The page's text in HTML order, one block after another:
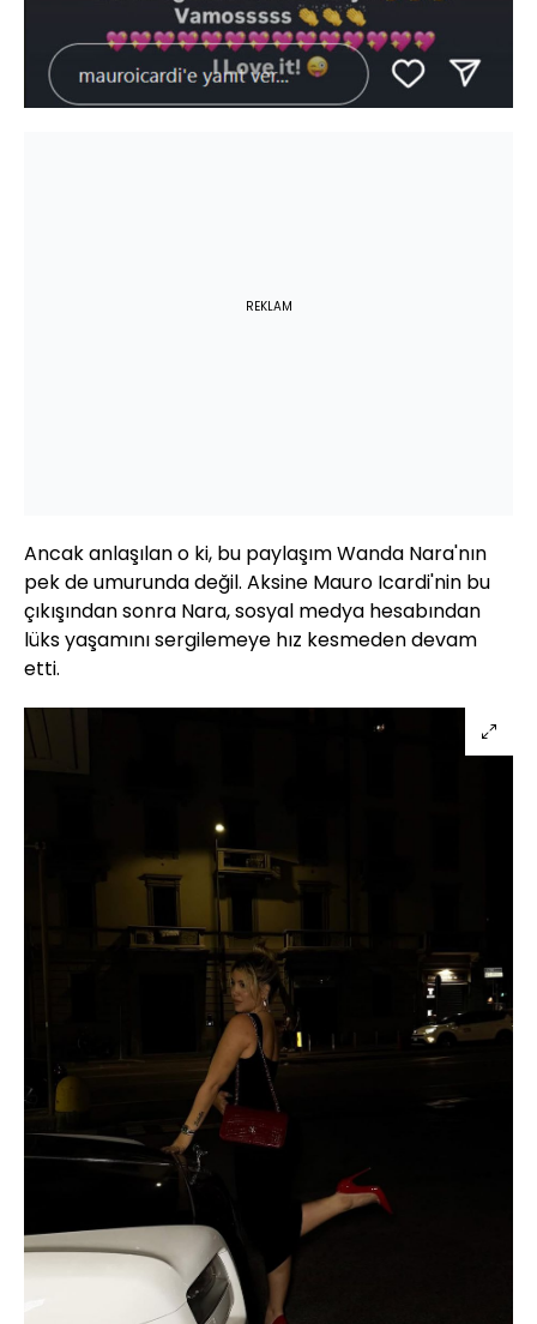
REKLAM
Ancak anlaşılan o ki, bu paylaşım Wanda Nara'nın
pek de umurunda değil. Aksine Mauro Icardi'nin bu
çıkışından sonra Nara, sosyal medya hesabından
lüks yaşamını sergilemeye hız kesmeden devam
etti.